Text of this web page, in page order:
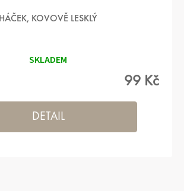
HÁČEK, KOVOVĚ LESKLÝ
SKLADEM
99 Kč
DETAIL